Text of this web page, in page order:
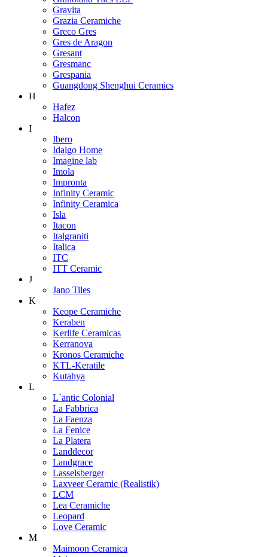
Gravita
Grazia Ceramiche
Greco Gres
Gres de Aragon
Gresant
Gresmanc
Grespania
Guangdong Shenghui Ceramics
H
Hafez
Halcon
I
Ibero
Idalgo Home
Imagine lab
Imola
Impronta
Infinity Ceramic
Infinity Ceramica
Isla
Itacon
Italgraniti
Italica
ITC
ITT Ceramic
J
Jano Tiles
K
Keope Ceramiche
Keraben
Kerlife Ceramicas
Kerranova
Kronos Ceramiche
KTL-Keratile
Kutahya
L
L`antic Colonial
La Fabbrica
La Faenza
La Fenice
La Platera
Landdecor
Landgrace
Lasselsberger
Laxveer Ceramic (Realistik)
LCM
Lea Ceramiche
Leopard
Love Ceramic
M
Maimoon Ceramica